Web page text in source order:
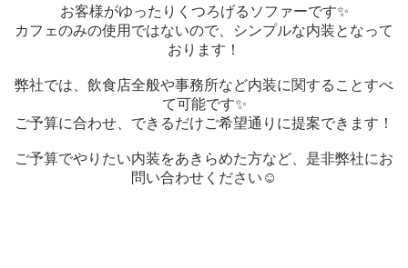
お客様がゆったりくつろげるソファーです✨
カフェのみの使用ではないので、シンプルな内装となって
おります！
弊社では、飲食店全般や事務所など内装に関することすべ
て可能です✨
ご予算に合わせ、できるだけご希望通りに提案できます！
ご予算でやりたい内装をあきらめた方など、是非弊社にお
問い合わせください☺